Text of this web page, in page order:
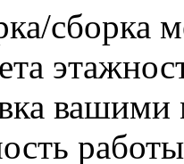
сборка
вашими